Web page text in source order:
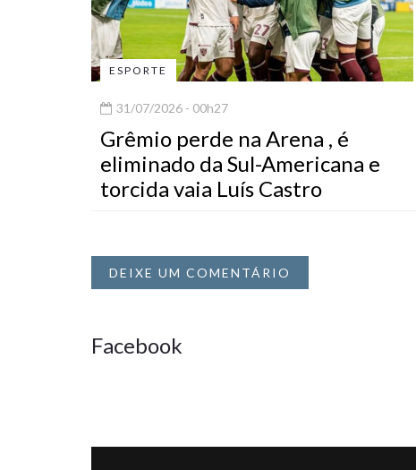
ESPORTE
31/07/2026 - 00h27
Grêmio perde na Arena , é
eliminado da Sul-Americana e
torcida vaia Luís Castro
DEIXE UM COMENTÁRIO
Facebook